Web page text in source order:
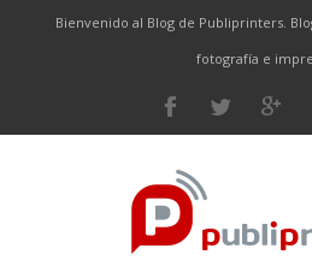
Bienvenido al Blog de Publiprinters.
fotografía e